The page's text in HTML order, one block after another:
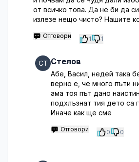
от всичко това. Да не би да
излезе нещо чисто? Нашите
Отговори 1 1
Стелов
Абе, Васил, недей така
верно е, че много пъти
ама тоя път дано
подхлъзнат тия дето са
Иначе как ще сме
Отговори 0 0